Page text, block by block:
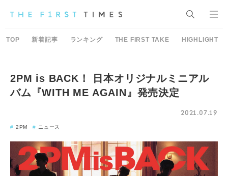
TOP 新着記事 ランキング THE FIRST TAKE HIGHLIGHT
2PM is BACK！ 日本オリジナルミニアル
バム『WITH ME AGAIN』発売決定
2021.07.19
2PM ニュース